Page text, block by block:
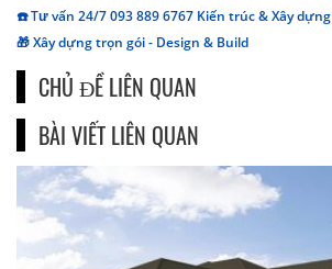
☎️ Tư vấn 24/7 093 889 6767 Kiến trúc & Xây dựng
🎁 Xây dựng trọn gói - Design & Build
CHỦ ĐỀ LIÊN QUAN
BÀI VIẾT LIÊN QUAN